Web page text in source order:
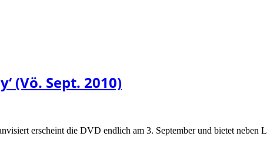
(Vö. Sept. 2010)
erscheint die DVD endlich am 3. September und bietet neben